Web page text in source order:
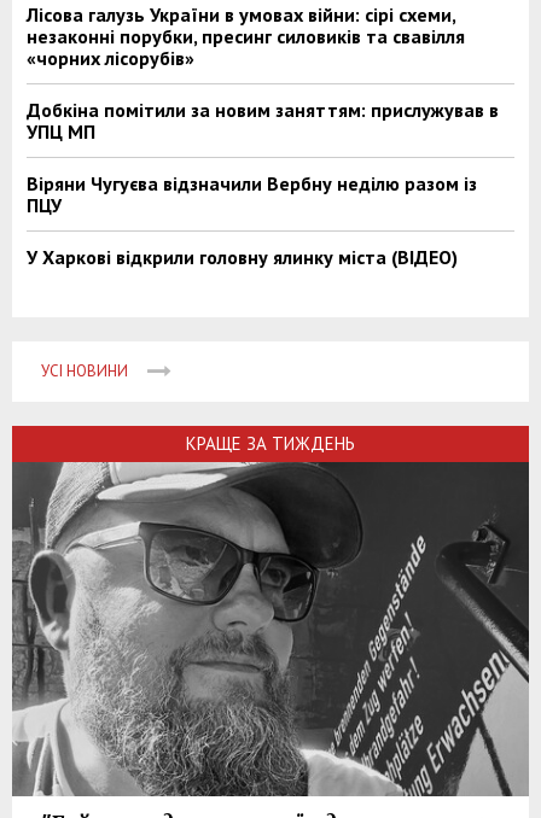
Лісова галузь України в умовах війни: сірі схеми,
незаконні порубки, пресинг силовиків та свавілля
«чорних лісорубів»
Добкіна помітили за новим заняттям: прислужував в
УПЦ МП
Віряни Чугуєва відзначили Вербну неділю разом із
ПЦУ
У Харкові відкрили головну ялинку міста (ВІДЕО)
УСІ НОВИНИ
КРАЩЕ ЗА ТИЖДЕНЬ